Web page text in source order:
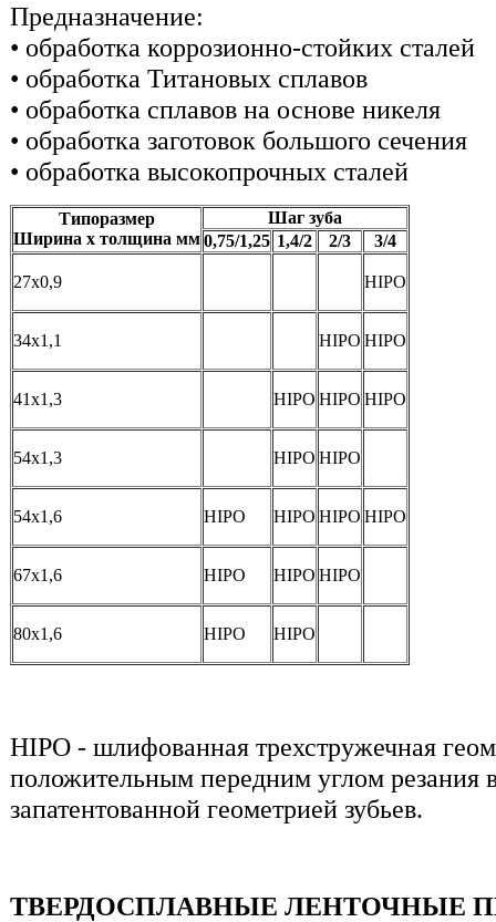
Предназначение:
• обработка коррозионно-стойких сталей
• обработка Титановых сплавов
• обработка сплавов на основе никеля
• обработка заготовок большого сечения
• обработка высокопрочных сталей
Типоразмер
Ширина х толщина мм
Шаг зуба
0,75/1,25 1,4/2 2/3 3/4
27х0,9 HIPO
34х1,1 HIPO HIPO
41х1,3 HIPO HIPO HIPO
54х1,3 HIPO HIPO
54х1,6 HIPO HIPO HIPO HIPO
67х1,6 HIPO HIPO HIPO
80х1,6 HIPO HIPO
HIPO - шлифованная трехстружечная
положительным передним углом резания
запатентованной геометрией зубьев.
ТВЕРДОСПЛАВНЫЕ ЛЕНТОЧНЫЕ